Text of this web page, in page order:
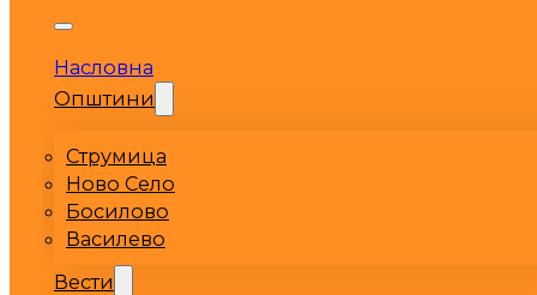
Насловна
Општини
Струмица
Ново Село
Босилово
Василево
Вести